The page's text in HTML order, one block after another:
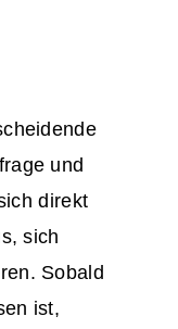
und
direkt
sich
Sobald
ist,